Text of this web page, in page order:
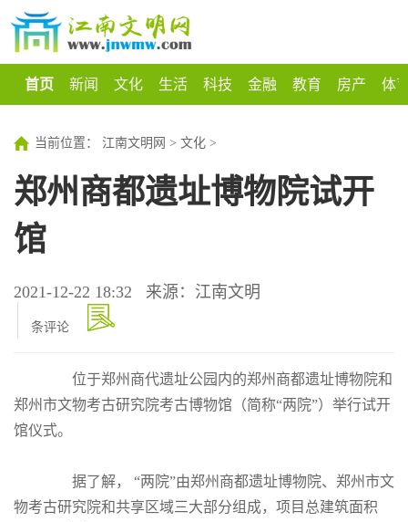
首页 新闻 文化 生活 科技 金融 教育 房产 体
当前位置： 江南文明网 > 文化 >
郑州商都遗址博物院试开
馆
2021-12-22 18:32 来源：江南文明
条评论
位于郑州商代遗址公园内的郑州商都遗址博物院和
郑州市文物考古研究院考古博物馆（简称“两院”）举行试开
馆仪式。
据了解， “两院”由郑州商都遗址博物院、郑州市文
物考古研究院和共享区域三大部分组成，项目总建筑面积